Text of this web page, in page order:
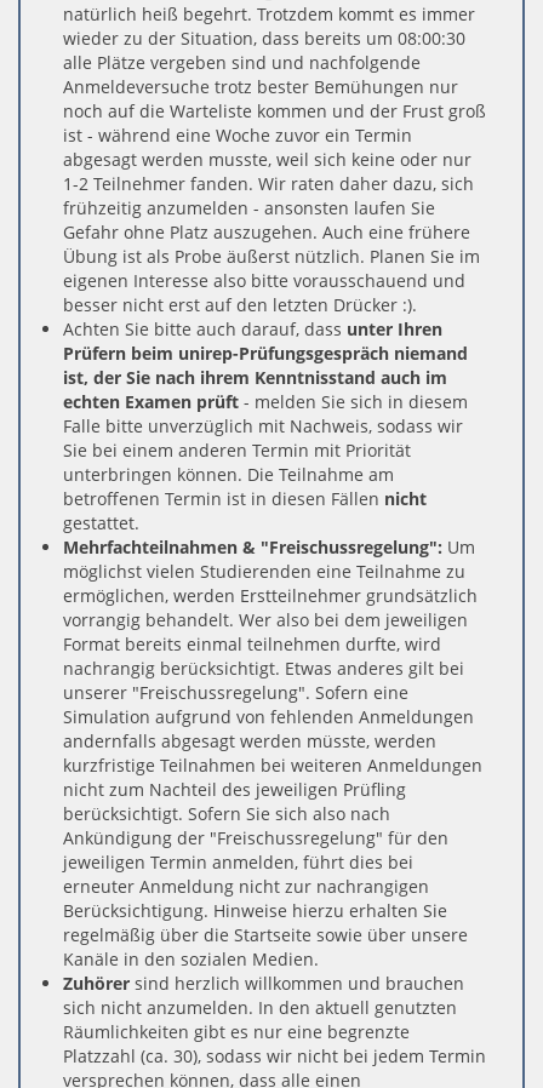
natürlich heiß begehrt. Trotzdem kommt es immer
wieder zu der Situation, dass bereits um 08:00:30
alle Plätze vergeben sind und nachfolgende
Anmeldeversuche trotz bester Bemühungen nur
noch auf die Warteliste kommen und der Frust groß
ist - während eine Woche zuvor ein Termin
abgesagt werden musste, weil sich keine oder nur
1-2 Teilnehmer fanden. Wir raten daher dazu, sich
frühzeitig anzumelden - ansonsten laufen Sie
Gefahr ohne Platz auszugehen. Auch eine frühere
Übung ist als Probe äußerst nützlich. Planen Sie im
eigenen Interesse also bitte vorausschauend und
besser nicht erst auf den letzten Drücker :).
Achten Sie bitte auch darauf, dass unter Ihren
Prüfern beim unirep-Prüfungsgespräch niemand
ist, der Sie nach ihrem Kenntnisstand auch im
echten Examen prüft - melden Sie sich in diesem
Falle bitte unverzüglich mit Nachweis, sodass wir
Sie bei einem anderen Termin mit Priorität
unterbringen können. Die Teilnahme am
betroffenen Termin ist in diesen Fällen nicht
gestattet.
Mehrfachteilnahmen & "Freischussregelung": Um
möglichst vielen Studierenden eine Teilnahme zu
ermöglichen, werden Erstteilnehmer grundsätzlich
vorrangig behandelt. Wer also bei dem jeweiligen
Format bereits einmal teilnehmen durfte, wird
nachrangig berücksichtigt. Etwas anderes gilt bei
unserer "Freischussregelung". Sofern eine
Simulation aufgrund von fehlenden Anmeldungen
andernfalls abgesagt werden müsste, werden
kurzfristige Teilnahmen bei weiteren Anmeldungen
nicht zum Nachteil des jeweiligen Prüfling
berücksichtigt. Sofern Sie sich also nach
Ankündigung der "Freischussregelung" für den
jeweiligen Termin anmelden, führt dies bei
erneuter Anmeldung nicht zur nachrangigen
Berücksichtigung. Hinweise hierzu erhalten Sie
regelmäßig über die Startseite sowie über unsere
Kanäle in den sozialen Medien.
Zuhörer sind herzlich willkommen und brauchen
sich nicht anzumelden. In den aktuell genutzten
Räumlichkeiten gibt es nur eine begrenzte
Platzzahl (ca. 30), sodass wir nicht bei jedem Termin
versprechen können, dass alle einen